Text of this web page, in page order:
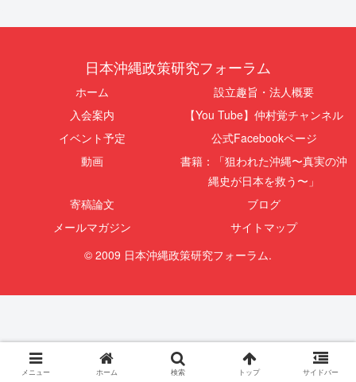
日本沖縄政策研究フォーラム
ホーム
設立趣旨・法人概要
入会案内
【You Tube】仲村覚チャンネル
イベント予定
公式Facebookページ
動画
書籍：「狙われた沖縄〜真実の沖
縄史が日本を救う〜」
寄稿論文
ブログ
メールマガジン
サイトマップ
© 2009 日本沖縄政策研究フォーラム.
メニュー ホーム 検索 トップ サイドバー